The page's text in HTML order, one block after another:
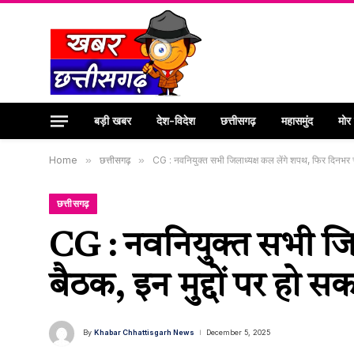
बड़ी खबर देश-विदेश छत्तीसगढ़ महासमुंद
Home » छत्तीसगढ़ » CG : नवनियुक्त सभी जिलाध्यक्ष कल लेंगे शपथ, फिर दिनभर
छत्तीसगढ़
CG : नवनियुक्त सभी
बैठक, इन मुद्दों पर हो
By Khabar Chhattisgarh News December 5, 2025